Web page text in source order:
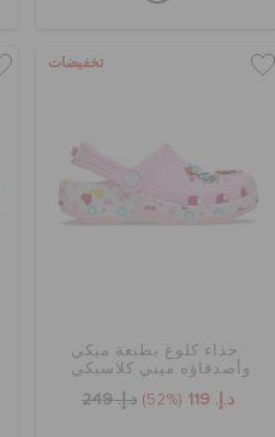
تخفيضات
حذاء كلوغ بطبعة ميكي
وأصدقاؤه ميني كلاسيكي
د.إ. 119 (52%) د.إ. 249